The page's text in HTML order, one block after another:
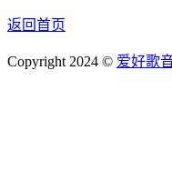
返回首页
Copyright 2024 © 爱好歌